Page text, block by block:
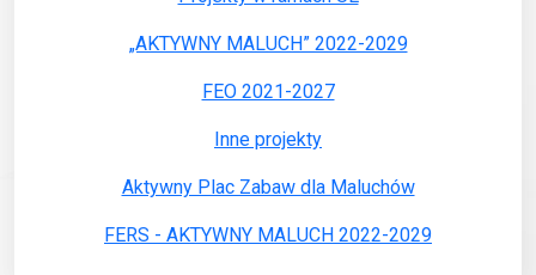
„AKTYWNY MALUCH” 2022-2029
FEO 2021-2027
Inne projekty
Aktywny Plac Zabaw dla Maluchów
FERS - AKTYWNY MALUCH 2022-2029